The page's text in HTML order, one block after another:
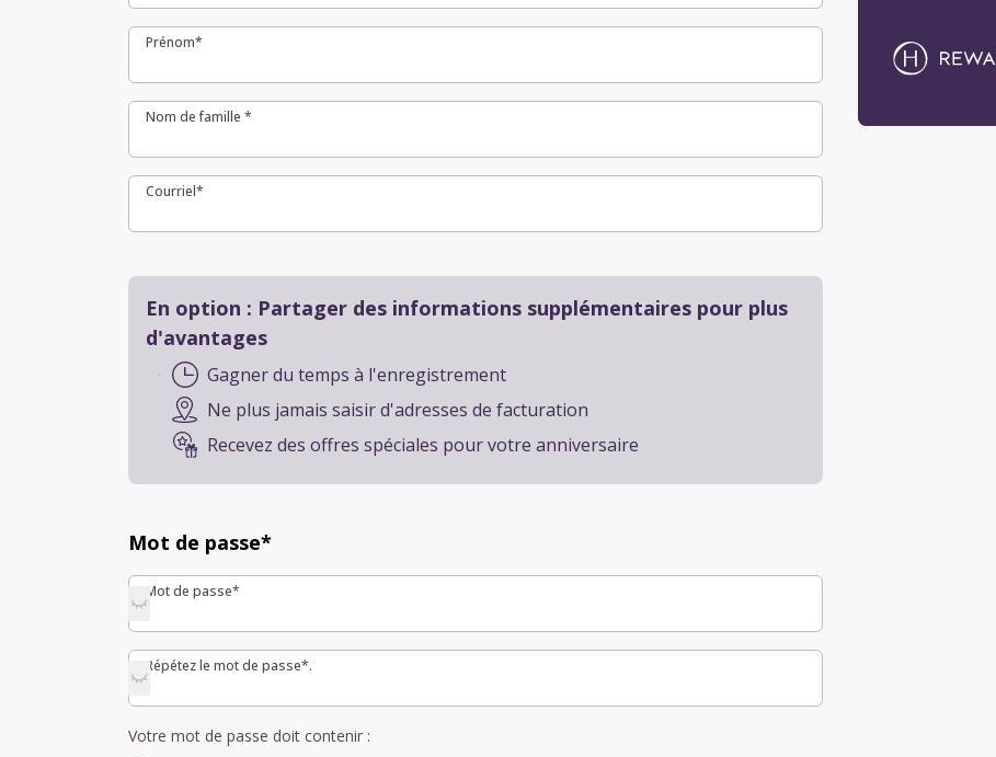
Prénom*
Prénom*
Nom de famille *
Nom de famille *
Courriel*
Courriel*
En option : Partager des informations supplémentaires pour plus
d'avantages
Gagner du temps à l'enregistrement
Ne plus jamais saisir d'adresses de facturation
Recevez des offres spéciales pour votre anniversaire
Mot de passe*
Mot de passe*
Mot de passe*
Répétez le mot de passe*.
Répétez le mot de passe*.
Votre mot de passe doit contenir :